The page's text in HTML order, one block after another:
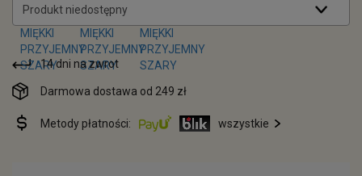
Produkt niedostępny
14 dni na zwrot
Darmowa dostawa od 249 zł
Metody płatności: wszystkie